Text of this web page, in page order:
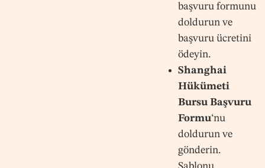
başvuru formunu
doldurun ve
başvuru ücretini
ödeyin.
Shanghai
Hükümeti
Bursu Başvuru
Formu‘nu
doldurun ve
gönderin.